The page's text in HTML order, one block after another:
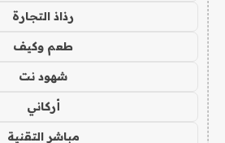
رذاذ التجارة
طعم وكيف
شهود نت
أركاني
مباشر التقنية